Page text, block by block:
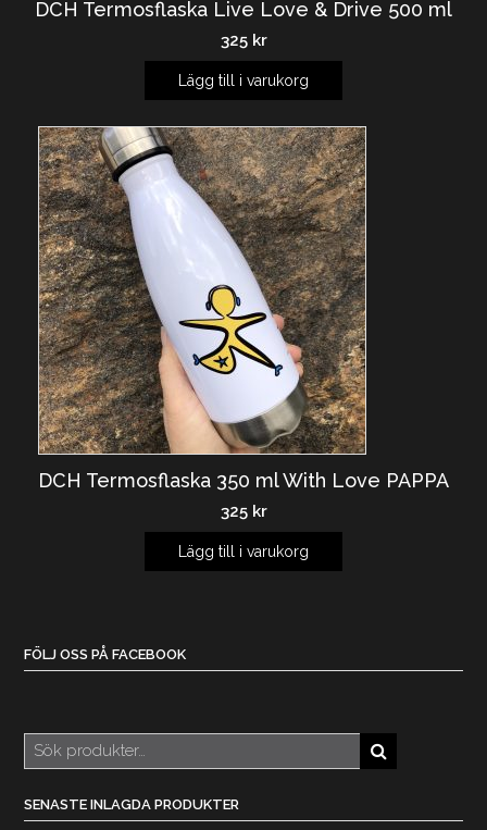
DCH Termosflaska Live Love & Drive 500 ml
325 kr
Lägg till i varukorg
DCH Termosflaska 350 ml With Love PAPPA
325 kr
Lägg till i varukorg
FÖLJ OSS PÅ FACEBOOK
Sök
efter:
SENASTE INLAGDA PRODUKTER